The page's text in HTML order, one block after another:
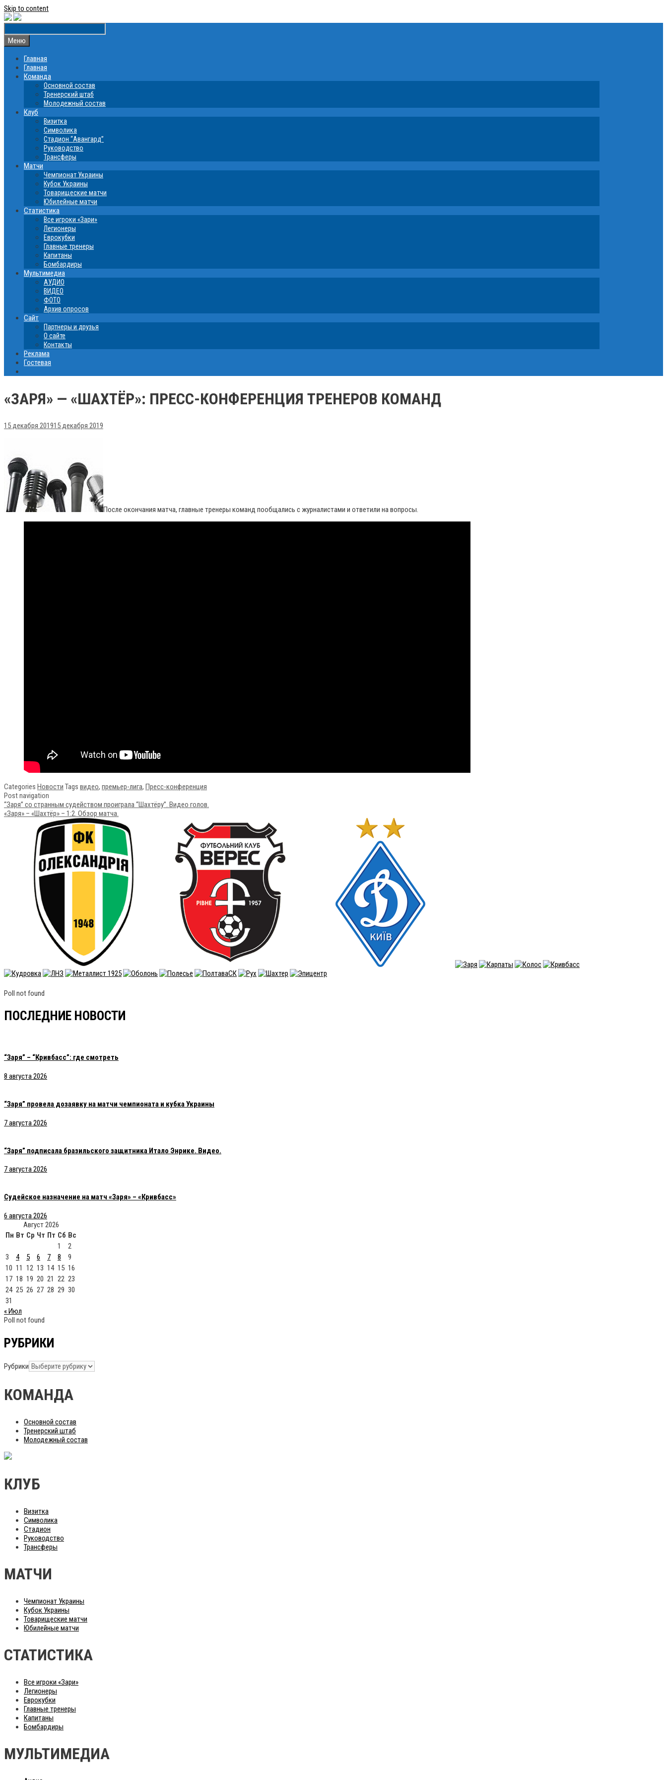
Skip to content
Меню
Главная
Главная
Команда
Основной состав
Тренерский штаб
Молодежный состав
Клуб
Визитка
Символика
Стадион “Авангард”
Руководство
Трансферы
Матчи
Чемпионат Украины
Кубок Украины
Товарищеские матчи
Юбилейные матчи
Статистика
Все игроки «Зари»
Легионеры
Еврокубки
Главные тренеры
Капитаны
Бомбардиры
Мультимедиа
АУДИО
ВИДЕО
ФОТО
Архив опросов
Сайт
Партнеры и друзья
О сайте
Контакты
Реклама
Гостевая
«ЗАРЯ» — «ШАХТЁР»: ПРЕСС-КОНФЕРЕНЦИЯ ТРЕНЕРОВ КОМАНД
15 декабря 201915 декабря 2019
После окончания матча, главные тренеры команд пообщались с журналистами и ответили на вопросы.
Categories Новости Tags видео, премьер-лига, Пресс-конференция
Post navigation
“Заря” со странным судейством проиграла “Шахтёру”. Видео голов.
«Заря» – «Шахтёр» – 1:2. Обзор матча.
Poll not found
ПОСЛЕДНИЕ НОВОСТИ
“Заря” – “Кривбасс”: где смотреть
8 августа 2026
“Заря” провела дозаявку на матчи чемпионата и кубка Украины
7 августа 2026
“Заря” подписала бразильского защитника Итало Энрике. Видео.
7 августа 2026
Судейское назначение на матч «Заря» – «Кривбасс»
6 августа 2026
Август 2026
Пн Вт Ср Чт Пт Сб Вс
1
2
3
4 5 6 7 8
9
10 11 12 13 14 15 16
17 18 19 20 21 22 23
24 25 26 27 28 29 30
31
« Июл
Poll not found
РУБРИКИ
Рубрики
КОМАНДА
Основной состав
Тренерский штаб
Молодежный состав
КЛУБ
Визитка
Символика
Стадион
Руководство
Трансферы
МАТЧИ
Чемпионат Украины
Кубок Украины
Товарищеские матчи
Юбилейные матчи
СТАТИСТИКА
Все игроки «Зари»
Легионеры
Еврокубки
Главные тренеры
Капитаны
Бомбардиры
МУЛЬТИМЕДИА